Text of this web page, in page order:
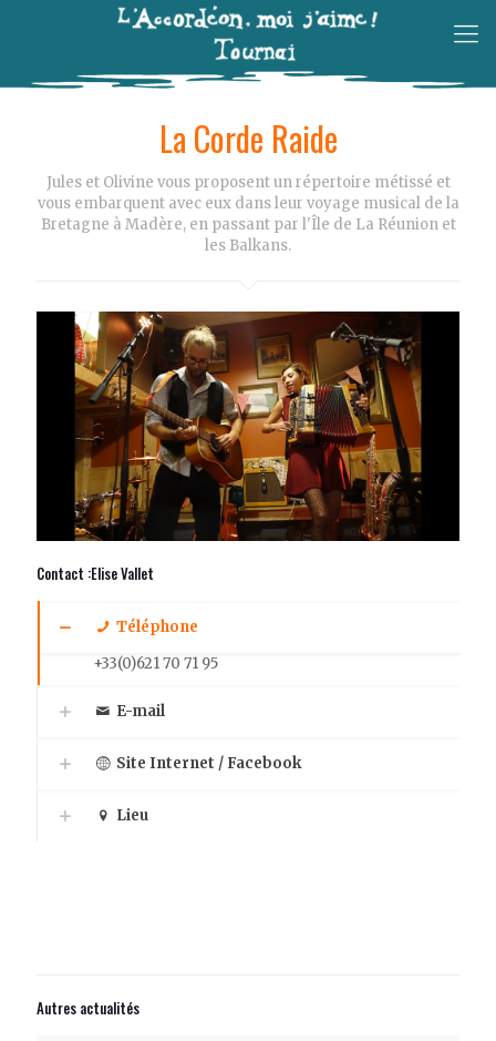
La Corde Raide
Jules et Olivine vous proposent un répertoire métissé et
vous embarquent avec eux dans leur voyage musical de la
Bretagne à Madère, en passant par l'Île de La Réunion et
les Balkans.
Contact :Elise Vallet
Téléphone
+33(0)621 70 71 95
E-mail
Site Internet / Facebook
Lieu
Autres actualités